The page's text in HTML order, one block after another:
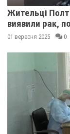
Жительці
виявили рак,
01 вересня 2025 0